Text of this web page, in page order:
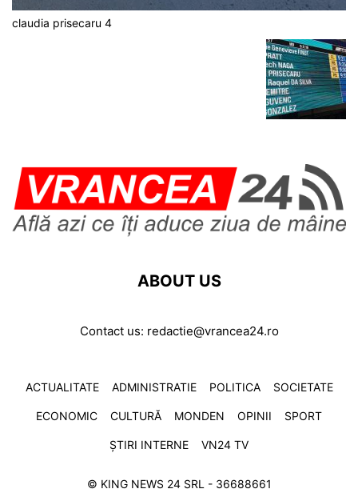
claudia prisecaru 4
ABOUT US
Contact us: redactie@vrancea24.ro
ACTUALITATE ADMINISTRATIE POLITICA SOCIETATE
ECONOMIC CULTURĂ MONDEN OPINII SPORT
ȘTIRI INTERNE VN24 TV
© KING NEWS 24 SRL - 36688661